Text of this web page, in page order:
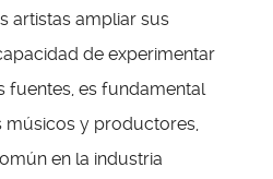
artistas ampliar sus
de experimentar
fuentes, es fundamental
y productores,
en la industria